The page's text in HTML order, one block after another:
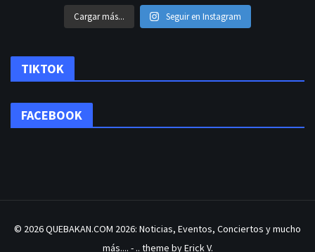
Cargar más... Seguir en Instagram
TIKTOK
FACEBOOK
© 2026QUEBAKAN.COM 2026: Noticias, Eventos, Conciertos y mucho
más.... - .. theme by Erick V.